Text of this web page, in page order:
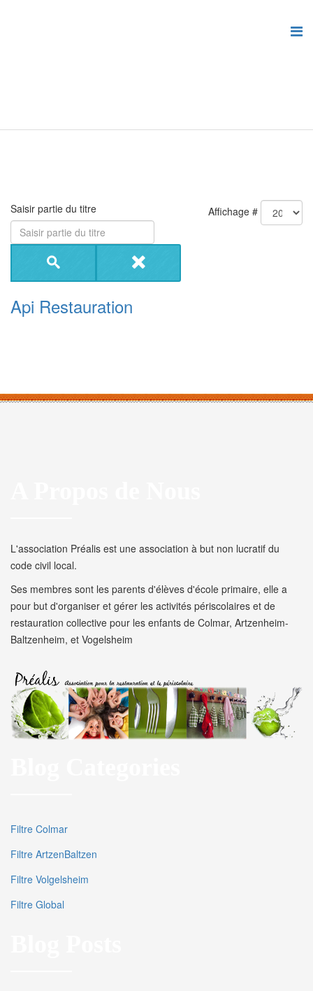
Saisir partie du titre Affichage #
Api Restauration
L'association Préalis est une association à but non lucratif du
code civil local.
Ses membres sont les parents d'élèves d'école primaire, elle a
pour but d'organiser et gérer les activités périscolaires et de
restauration collective pour les enfants de Colmar, Artzenheim-
Baltzenheim, et Vogelsheim
Filtre Colmar
Filtre ArtzenBaltzen
Filtre Volgelsheim
Filtre Global